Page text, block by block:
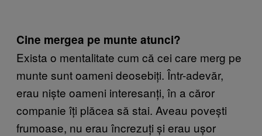
Cine mergea pe munte atunci?
Exista o mentalitate cum că cei care merg pe
munte sunt oameni deosebiți. Într-adevăr,
erau niște oameni interesanți, în a căror
companie îți plăcea să stai. Aveau povești
frumoase, nu erau încrezuți și erau ușor